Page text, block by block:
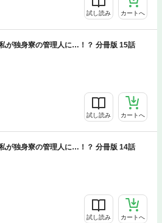
試し読み カートへ
が独身寮の管理人に…！？ 分冊版 15話
試し読み カートへ
が独身寮の管理人に…！？ 分冊版 14話
試し読み カートへ